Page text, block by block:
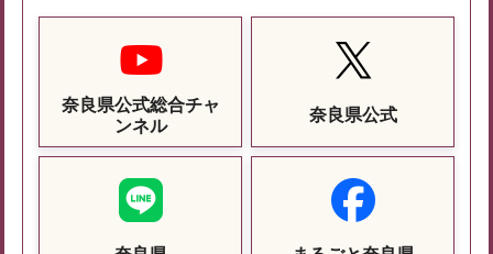
奈良県公式総合チャ
ンネル
奈良県公式